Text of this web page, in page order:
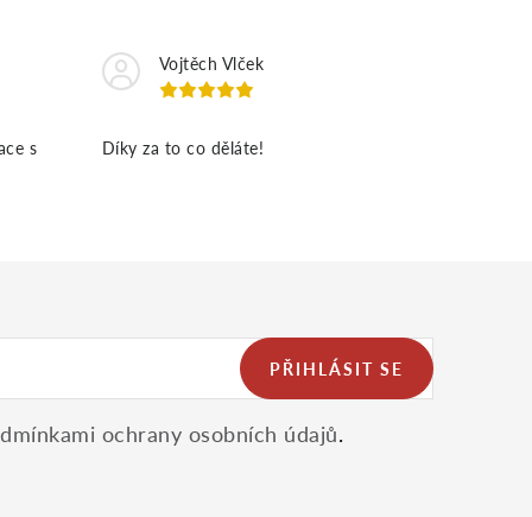
s
Vojtěch Vlček
Díky za to co děláte!
ochrany osobních údajů.
PŘIHLÁSIT SE